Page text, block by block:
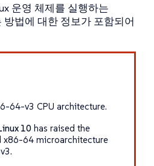
운영 체제를 실행하는
법에 대한 정보가 포함되어
64-v3 CPU architecture.
10has raised the
x86-64 microarchitecture
.